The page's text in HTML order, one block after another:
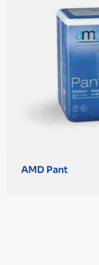
AMD Pant